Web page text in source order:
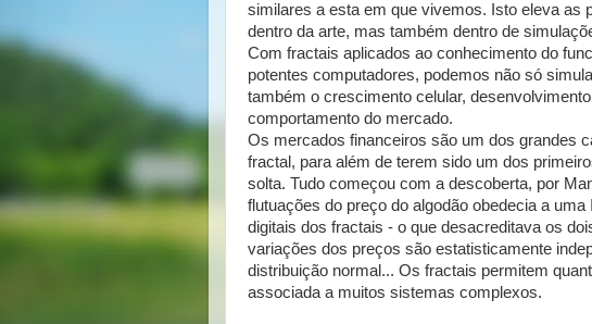
similares a esta em que vivemos. Isto eleva as
dentro da arte, mas também dentro de
Com fractais aplicados ao conhecimento do
potentes computadores, podemos não só
também o crescimento celular,
comportamento do mercado.
Os mercados financeiros são um dos grandes
fractal, para além de terem sido um dos
solta. Tudo começou com a descoberta, por
flutuações do preço do algodão obedecia a uma
digitais dos fractais - o que desacreditava os
variações dos preços são estatisticamente
distribuição normal... Os fractais permitem
associada a muitos sistemas complexos.